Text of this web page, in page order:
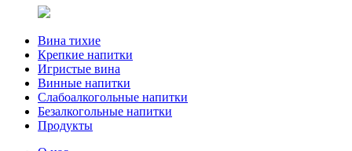
Вина тихие
Крепкие напитки
Игристые вина
Винные напитки
Слабоалкогольные напитки
Безалкогольные напитки
Продукты